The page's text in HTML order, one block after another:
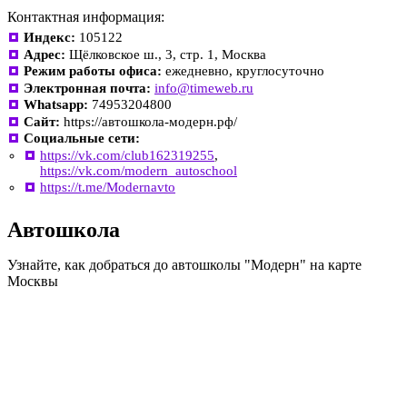
Контактная информация:
Индекс: 105122
Адрес: Щёлковское ш., 3, стр. 1, Москва
Режим работы офиса: ежедневно, круглосуточно
Электронная почта: info@timeweb.ru
Whatsapp: 74953204800
Сайт: https://автошкола-модерн.рф/
Социальные сети:
https://vk.com/club162319255,
https://vk.com/modern_autoschool
https://t.me/Modernavto
Автошкола
Узнайте, как добраться до автошколы "Модерн" на карте
Москвы